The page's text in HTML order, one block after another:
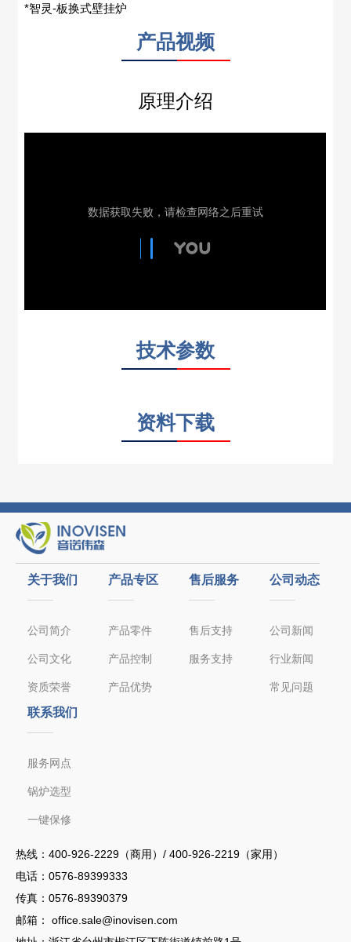
*智灵-板换式壁挂炉
产品视频
原理介绍
技术参数
资料下载
关于我们
公司简介
公司文化
资质荣誉
产品专区
产品零件
产品控制
产品优势
售后服务
售后支持
服务支持
公司动态
公司新闻
行业新闻
常见问题
联系我们
服务网点
锅炉选型
一键保修
热线： 400-926-2229（商用）/ 400-926-2219（家用）
电话： 0576-89399333
传真：0576-89390379
邮箱：
office.sale@inovisen.com